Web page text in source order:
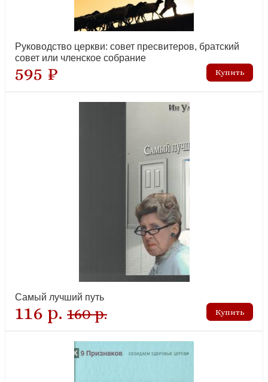
Руководство церкви: совет пресвитеров, братский
совет или членское собрание
595 ₽
Самый лучший путь
116 р. 160 р.